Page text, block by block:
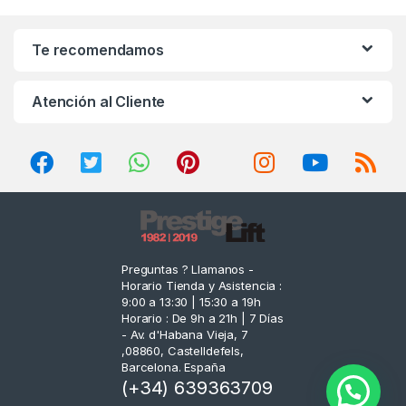
Te recomendamos
Atención al Cliente
Preguntas ? Llamanos -
Horario Tienda y Asistencia :
9:00 a 13:30 | 15:30 a 19h
Horario : De 9h a 21h | 7 Días
- Av. d'Habana Vieja, 7
,08860, Castelldefels,
Barcelona. España
(+34) 639363709